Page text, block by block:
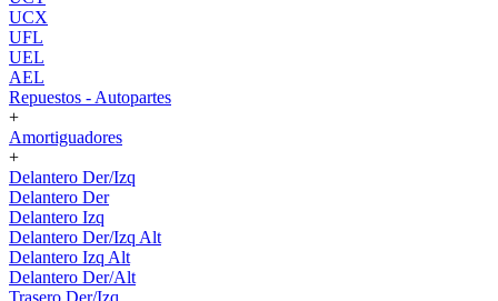
UCX
UFL
UEL
AEL
Repuestos - Autopartes
+
Amortiguadores
+
Delantero Der/Izq
Delantero Der
Delantero Izq
Delantero Der/Izq Alt
Delantero Izq Alt
Delantero Der/Alt
Trasero Der/Izq